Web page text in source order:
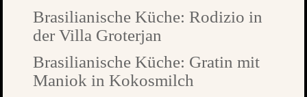
Brasilianische Küche: Rodizio in
der Villa Groterjan
Brasilianische Küche: Gratin mit
Maniok in Kokosmilch